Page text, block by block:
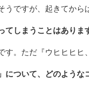
ですが、起きてから
しまうことはありま
。ただ『ウヒヒヒヒ
ついて、どのような